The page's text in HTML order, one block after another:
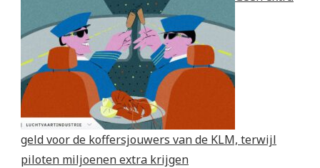
geld voor de koffersjouwers van de KLM, terwijl
piloten miljoenen extra krijgen